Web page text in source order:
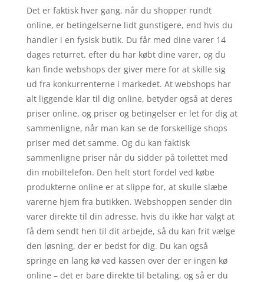
Det er faktisk hver gang, når du shopper rundt
online, er betingelserne lidt gunstigere, end hvis du
handler i en fysisk butik. Du får med dine varer 14
dages returret. efter du har købt dine varer, og du
kan finde webshops der giver mere for at skille sig
ud fra konkurrenterne i markedet. At webshops har
alt liggende klar til dig online, betyder også at deres
priser online, og priser og betingelser er let for dig at
sammenligne, når man kan se de forskellige shops
priser med det samme. Og du kan faktisk
sammenligne priser når du sidder på toilettet med
din mobiltelefon. Den helt stort fordel ved købe
produkterne online er at slippe for, at skulle slæbe
varerne hjem fra butikken. Webshoppen sender din
varer direkte til din adresse, hvis du ikke har valgt at
få dem sendt hen til dit arbejde, så du kan frit vælge
den løsning, der er bedst for dig. Du kan også
springe en lang kø ved kassen over der er ingen kø
online – det er bare direkte til betaling, og så er du